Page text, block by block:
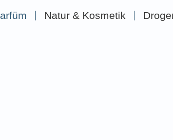
Natur & Kosmetik